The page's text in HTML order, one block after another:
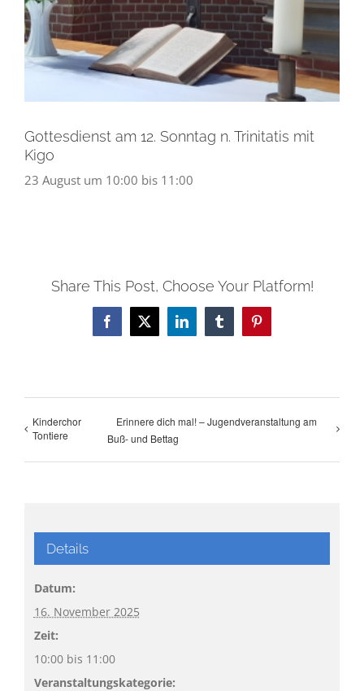
Gottesdienst am 12. Sonntag n. Trinitatis mit
Kigo
23 August um 10:00 bis 11:00
Share This Post, Choose Your Platform!
Facebook
X LinkedInTumblrPinterest
Kinderchor
Tontiere
Erinnere dich mal! – Jugendveranstaltung am
Buß- und Bettag
Details
Datum:
16. November 2025
Zeit:
10:00 bis 11:00
Veranstaltungskategorie: